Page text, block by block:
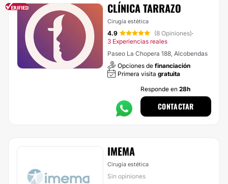
CLÍNICA TARRAZO
Cirugía estética
4.9 (8 Opiniones)·
3 Experiencias reales
Paseo La Chopera 188, Alcobendas
Opciones de financiación
Primera visita gratuita
Responde en 28h
CONTACTAR
IMEMA
Cirugía estética
Sin opiniones